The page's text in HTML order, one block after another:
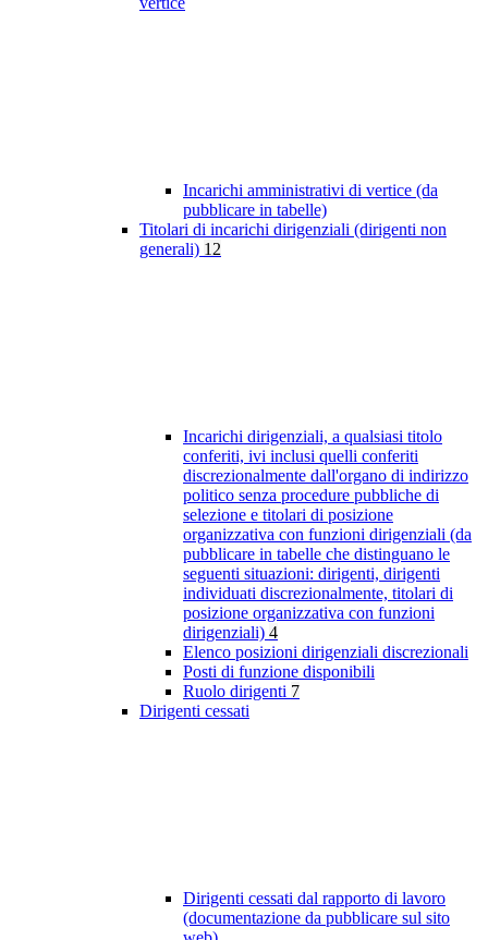
Incarichi amministrativi di vertice (da
pubblicare in tabelle)
Titolari di incarichi dirigenziali (dirigenti non
generali) 12
Incarichi dirigenziali, a qualsiasi titolo
conferiti, ivi inclusi quelli conferiti
discrezionalmente dall'organo di indirizzo
politico senza procedure pubbliche di
selezione e titolari di posizione
organizzativa con funzioni dirigenziali (da
pubblicare in tabelle che distinguano le
seguenti situazioni: dirigenti, dirigenti
individuati discrezionalmente, titolari di
posizione organizzativa con funzioni
dirigenziali) 4
Elenco posizioni dirigenziali discrezionali
Posti di funzione disponibili
Ruolo dirigenti 7
Dirigenti cessati
Dirigenti cessati dal rapporto di lavoro
(documentazione da pubblicare sul sito